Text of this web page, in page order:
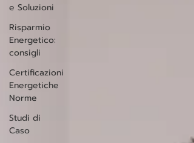
e Soluzioni
Risparmio
Energetico:
consigli
Certificazioni
Energetiche
Norme
Studi di
Caso